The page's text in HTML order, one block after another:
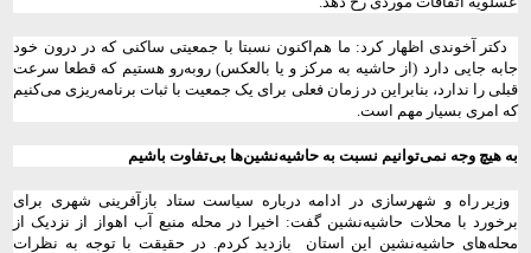
دکتر آخوندی اظهار کرد: ما هم‌اکنون نسبتا با جمعیتی ساکنی که در درون خود
جابه جایی دارد (از حاشیه به مرکز و یا بالعکس) روبه‌رو هستیم که قطعا سرعت
قبلی را ندارد، بنابراین در زمان فعلی برای یک جمعیت با ثبات برنامه‌ریزی می‌کنیم
که امری بسیار مهم است.
به هیچ وجه نمی‌توانیم نسبت به حاشیه‌نشین‌ها بی‌تفاوت باشیم
وزیر راه و شهرسازی در ادامه درباره سیاست ستاد بازآفرینی شهری برای
برخورد با محلات حاشیه‌نشین گفت: اخیرا در محله منبع آب اهواز از نزدیک از
محله‌های حاشیه‌نشین این استان
بازدید کردم. در حقیقت با توجه به نظرات